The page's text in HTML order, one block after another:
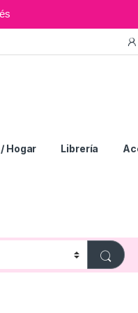
Hogar Librería